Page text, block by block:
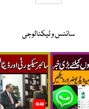
سائنس و ٹیکنالوجی
10:48